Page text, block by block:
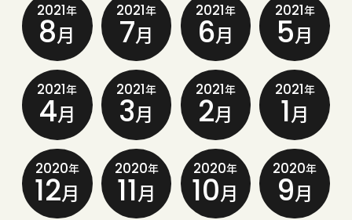
2021年
8月
2021年
7月
2021年
6月
2021年
5月
2021年
4月
2021年
3月
2021年
2月
2021年
1月
2020年
12月
2020年
11月
2020年
10月
2020年
9月